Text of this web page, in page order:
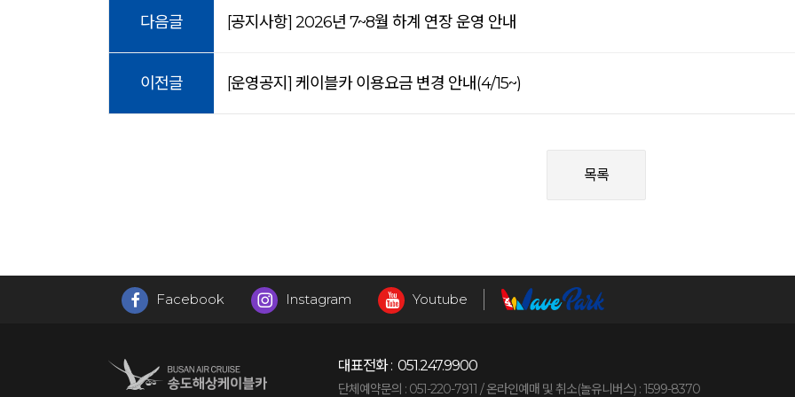
다음글 [공지사항] 2026년 7~8월 하계 연장 운영 안내
이전글 [운영공지] 케이블카 이용요금 변경 안내(4/15~)
목록
Facebook Instagram Youtube
대표전화 : 051.247.9900
단체예약문의 : 051-220-7911 /온라인예매 및 취소(놀유니버스) : 1599-8370